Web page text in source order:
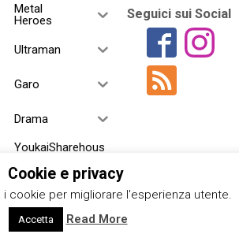
Metal
Heroes
Ultraman
Garo
Drama
YoukaiSharehous
Project RED
Seguici sui Social
Cookie e privacy
i cookie per migliorare l'esperienza utente.
Accetta Read More